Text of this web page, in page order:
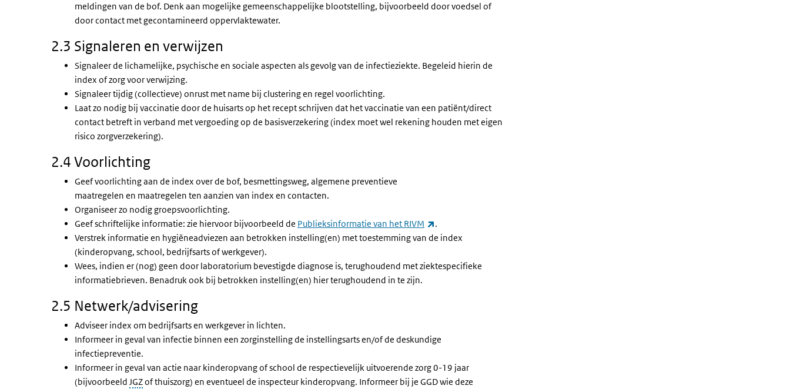
meldingen van de bof. Denk aan mogelijke gemeenschappelijke blootstelling, bijvoorbeeld door voedsel of
door contact met gecontamineerd oppervlaktewater.
2.3 Signaleren en verwijzen
Signaleer de lichamelijke, psychische en sociale aspecten als gevolg van de infectieziekte. Begeleid hierin de
index of zorg voor verwijzing.
Signaleer tijdig (collectieve) onrust met name bij clustering en regel voorlichting.
Laat zo nodig bij vaccinatie door de huisarts op het recept schrijven dat het vaccinatie van een patiënt/direct
contact betreft in verband met vergoeding op de basisverzekering (index moet wel rekening houden met eigen
risico zorgverzekering).
2.4 Voorlichting
Geef voorlichting aan de index over de bof, besmettingsweg, algemene preventieve
maatregelen en maatregelen ten aanzien van index en contacten.
Organiseer zo nodig groepsvoorlichting.
Geef schriftelijke informatie: zie hiervoor bijvoorbeeld de Publieksinformatie van het RIVM (externe link)
.
Verstrek informatie en hygiëneadviezen aan betrokken instelling(en) met toestemming van de index
(kinderopvang, school, bedrijfsarts of werkgever).
Wees, indien er (nog) geen door laboratorium bevestigde diagnose is, terughoudend met ziektespecifieke
informatiebrieven. Benadruk ook bij betrokken instelling(en) hier terughoudend in te zijn.
2.5 Netwerk/advisering
Adviseer index om bedrijfsarts en werkgever in lichten.
Informeer in geval van infectie binnen een zorginstelling de instellingsarts en/of de deskundige
infectiepreventie.
Informeer in geval van actie naar kinderopvang of school de respectievelijk uitvoerende zorg 0-19 jaar
(bijvoorbeeld JGZof thuiszorg) en eventueel de inspecteur kinderopvang. Informeer bij je GGD wie deze